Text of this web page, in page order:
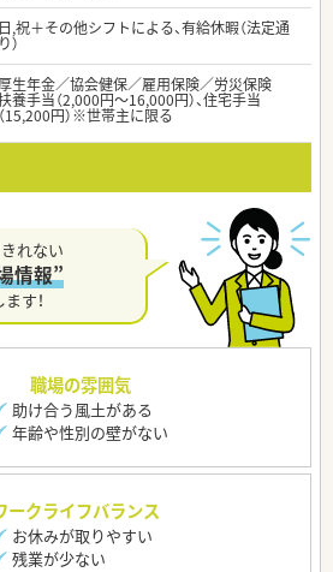
日,祝＋その他シフトによる、有給休暇（法定通
り）
生年金／協会健保／雇用保険／労災保険
養手当（2,000円～16,000円）、住宅手当
（15,200円）※世帯主に限る
れない
情報”
す！
職場の雰囲気
助け合う風土がある
年齢や性別の壁がない
ークライフバランス
お休みが取りやすい
残業が少ない